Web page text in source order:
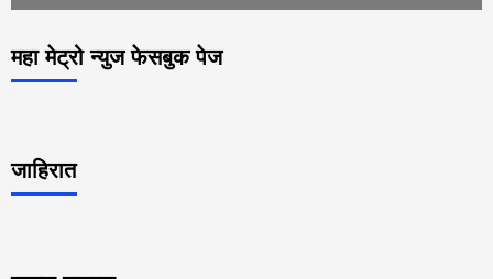
महा मेट्रो न्युज फेसबुक पेज
जाहिरात